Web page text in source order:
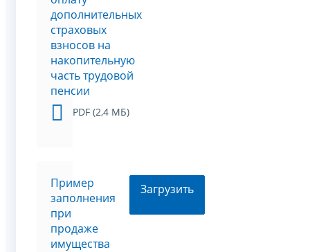
дополнительных
страховых
взносов на
накопительную
часть трудовой
пенсии
PDF (2,4 МБ)
Пример
заполнения
при
продаже
имущества
Загрузить